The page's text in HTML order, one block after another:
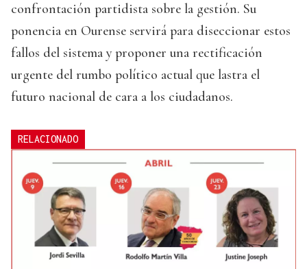
confrontación partidista sobre la gestión. Su
ponencia en Ourense servirá para diseccionar estos
fallos del sistema y proponer una rectificación
urgente del rumbo político actual que lastra el
futuro nacional de cara a los ciudadanos.
RELACIONADO